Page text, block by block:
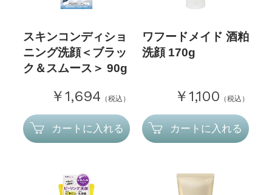
スキンコンディショ
ニング洗顔＜ブラッ
ク＆スムース＞ 90g
￥1,694 （税込）
カートに入れる
ワフードメイド 酒粕
洗顔 170g
￥1,100 （税込）
カートに入れる